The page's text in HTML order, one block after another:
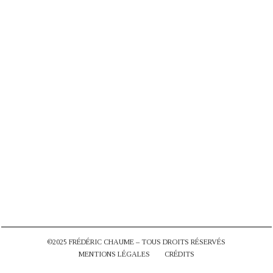
©2025 FRÉDÉRIC CHAUME – TOUS DROITS RÉSERVÉS
MENTIONS LÉGALES CRÉDITS